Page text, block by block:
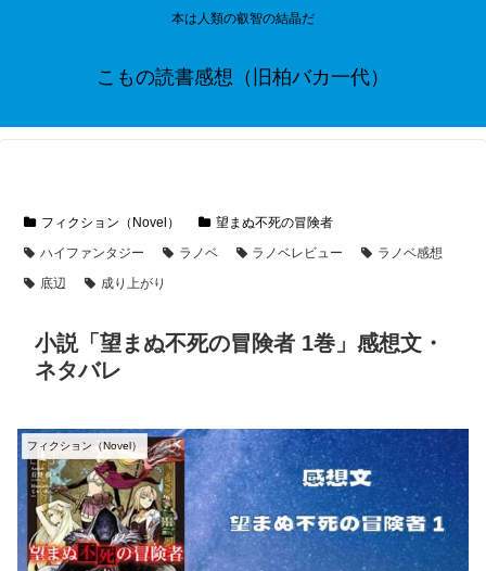
本は人類の叡智の結晶だ
こもの読書感想（旧柏バカ一代）
フィクション（Novel）
望まぬ不死の冒険者
ハイファンタジー
ラノベ ラノベレビュー
ラノベ感想
底辺
成り上がり
小説「望まぬ不死の冒険者 1巻」感想文・
ネタバレ
フィクション（Novel）